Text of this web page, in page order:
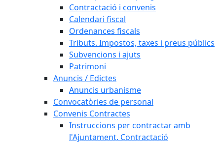
Contractació i convenis
Calendari fiscal
Ordenances fiscals
Tributs. Impostos, taxes i preus públics
Subvencions i ajuts
Patrimoni
Anuncis / Edictes
Anuncis urbanisme
Convocatòries de personal
Convenis Contractes
Instruccions per contractar amb
l'Ajuntament. Contractació